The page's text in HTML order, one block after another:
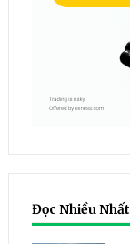
Đọc Nhiều Nhất